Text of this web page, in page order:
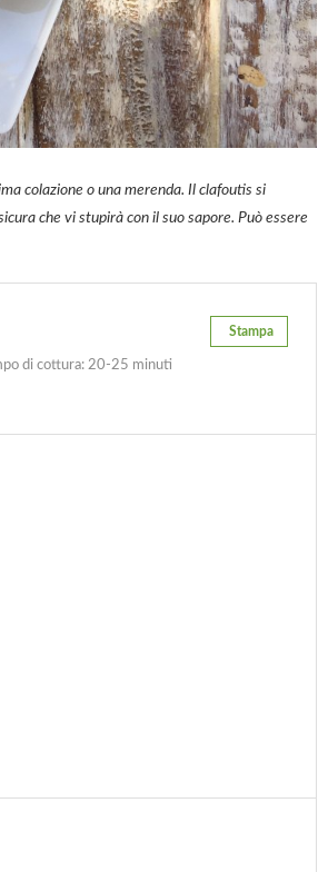
colazione o una merenda. Il clafoutis si
che vi stupirà con il suo sapore. Può essere
Stampa
di cottura: 20-25 minuti